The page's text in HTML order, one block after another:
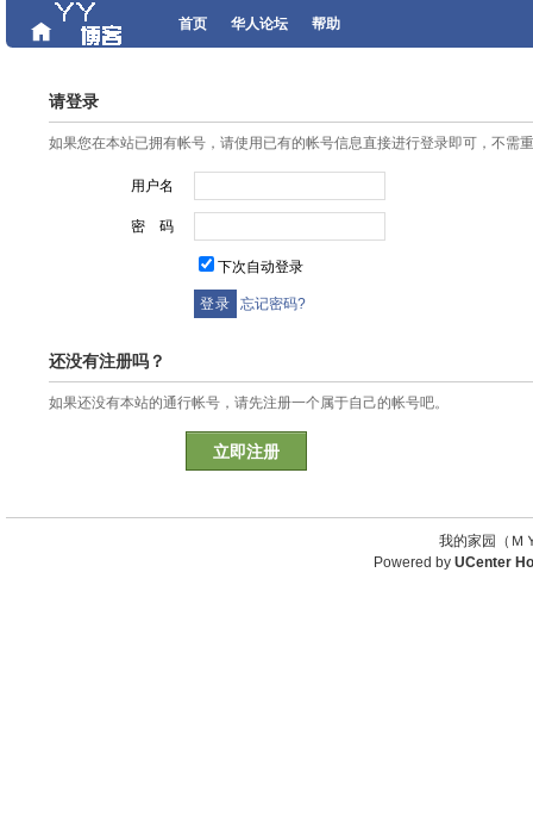
首页 华人论坛 帮助
请登录
如果您在本站已拥有帐号，请使用已有的帐号信息直接进行登录即可，不需
用户名
密 码
下次自动登录
忘记密码?
还没有注册吗？
如果还没有本站的通行帐号，请先注册一个属于自己的帐号吧。
立即注册
我的家园（
Powered by UCenter